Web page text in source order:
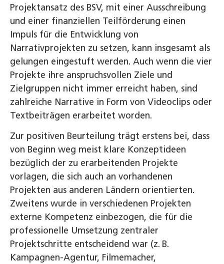
Projektansatz des BSV, mit einer Ausschreibung
und einer finanziellen Teilförderung einen
Impuls für die Entwicklung von
Narrativprojekten zu setzen, kann insgesamt als
gelungen eingestuft werden. Auch wenn die vier
Projekte ihre anspruchs­vollen Ziele und
Zielgruppen nicht immer erreicht haben, sind
zahlreiche Narrative in Form von Videoclips oder
Textbeiträgen erarbeitet worden.
Zur positiven Beurteilung trägt erstens bei, dass
von Beginn weg meist klare Konzeptideen
bezüglich der zu erarbeitenden Projekte
vorlagen, die sich auch an vorhandenen
Projekten aus anderen Ländern orientierten.
Zweitens wurde in verschiedenen Projekten
externe Kompetenz einbezogen, die für die
professionelle Umsetzung zentraler
Projektschritte entscheidend war (z. B.
Kampagnen-­Agentur, Filmemacher,